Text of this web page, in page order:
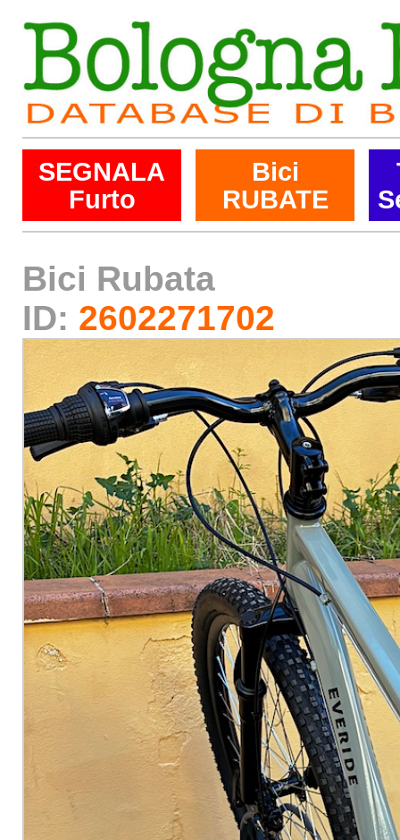
SEGNALA
Furto
Bici
RUBATE
Bici Rubata
ID: 2602271702